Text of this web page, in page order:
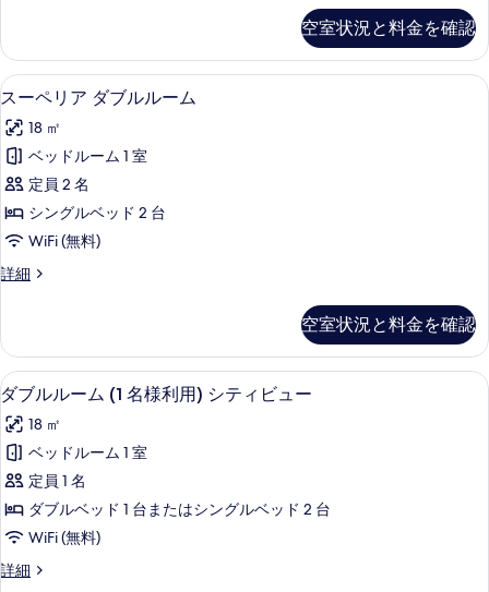
る
の
写
真
を
表
示
す
る
の
詳
細
空室状況と料金を確認
ス
ー
ペ
リ
ア
ダ
ブ
ル
ー
ム
の
す
べ
て
の
写
真
スーペリア ダブルルーム | 羽毛の掛
11
スーペリア ダブルルーム
18 ㎡
ベッドルーム 1 室
定員 2 名
シングルベッド 2 台
WiFi (無料)
詳細
ス
ア
ダ
ブ
ル
ル
ー
の
詳
細
空室状況と料金を確認
ダ
ブ
ル
ル
ー
ム
(1
名
羽毛の掛け布団、ミニバー、セーフ
13
ダブルルーム (1 名様利用) シティビュー
18 ㎡
ベッドルーム 1 室
定員 1 名
ダブルベッド 1 台またはシングルベッド 2 台
WiFi (無料)
詳細
ダ